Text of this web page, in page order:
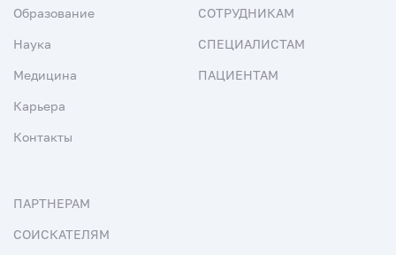
Образование
Наука
Медицина
Карьера
Контакты
СОТРУДНИКАМ
СПЕЦИАЛИСТАМ
ПАЦИЕНТАМ
ПАРТНЕРАМ
СОИСКАТЕЛЯМ